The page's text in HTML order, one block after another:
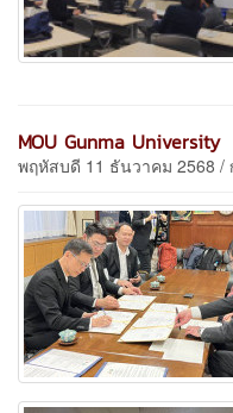
MOU Gunma University
พฤหัสบดี 11 ธันวาคม 2568 /